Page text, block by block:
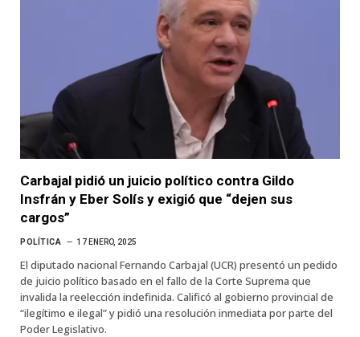
Carbajal pidió un juicio político contra Gildo
Insfrán y Eber Solís y exigió que “dejen sus
cargos”
POLÍTICA 17 ENERO, 2025
El diputado nacional Fernando Carbajal (UCR) presentó un pedido
de juicio político basado en el fallo de la Corte Suprema que
invalida la reelección indefinida. Calificó al gobierno provincial de
“ilegítimo e ilegal” y pidió una resolución inmediata por parte del
Poder Legislativo.